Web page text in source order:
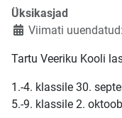
Üksikasjad
Viimati
Tartu Veeriku Kooli
1.-4. klassile 30.
5.-9. klassile 2.